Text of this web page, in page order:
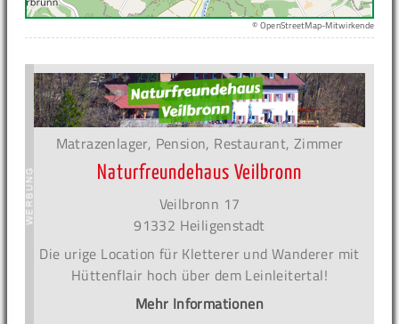
© OpenStreetMap-Mitwirkende
Matrazenlager, Pension, Restaurant, Zimmer
Naturfreundehaus Veilbronn
Veilbronn 17
91332 Heiligenstadt
Die urige Location für Kletterer und Wanderer mit
Hüttenflair hoch über dem Leinleitertal!
Mehr Informationen